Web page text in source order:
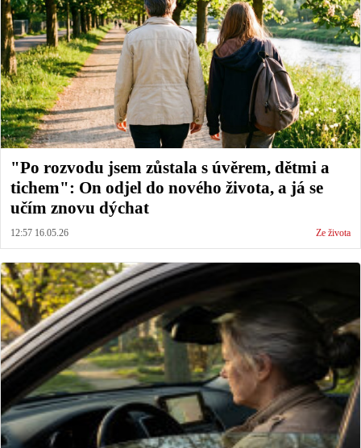
"Po rozvodu jsem zůstala s úvěrem, dětmi a
tichem": On odjel do nového života, a já se
učím znovu dýchat
12:57 16.05.26 Ze života